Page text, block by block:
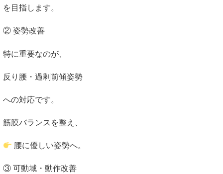
を目指します。
② 姿勢改善
特に重要なのが、
反り腰・過剰前傾姿勢
への対応です。
筋膜バランスを整え、
腰に優しい姿勢へ。
③ 可動域・動作改善